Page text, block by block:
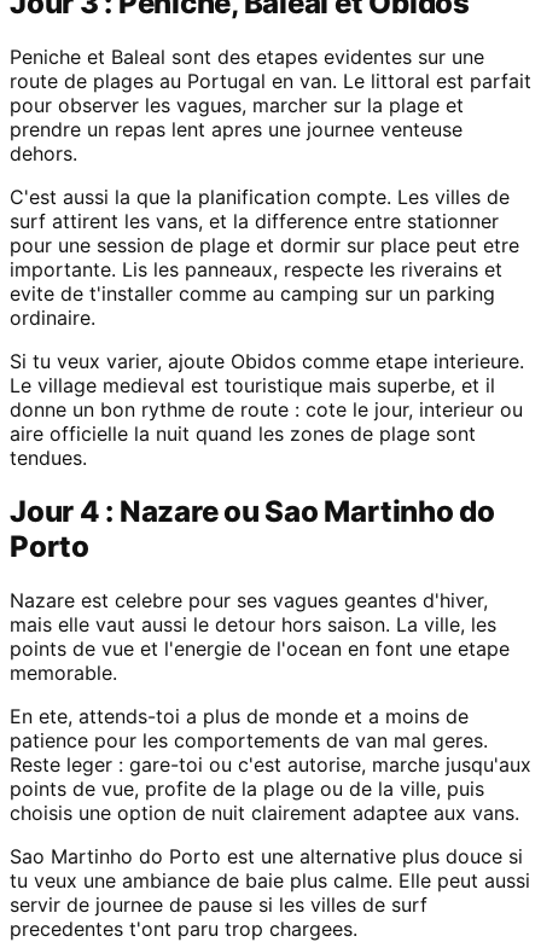
Peniche et Baleal sont des etapes evidentes sur une
route de plages au Portugal en van. Le littoral est parfait
pour observer les vagues, marcher sur la plage et
prendre un repas lent apres une journee venteuse
dehors.
C'est aussi la que la planification compte. Les villes de
surf attirent les vans, et la difference entre stationner
pour une session de plage et dormir sur place peut etre
importante. Lis les panneaux, respecte les riverains et
evite de t'installer comme au camping sur un parking
ordinaire.
Si tu veux varier, ajoute Obidos comme etape interieure.
Le village medieval est touristique mais superbe, et il
donne un bon rythme de route : cote le jour, interieur ou
aire officielle la nuit quand les zones de plage sont
tendues.
Jour 4 : Nazare ou Sao Martinho do
Porto
Nazare est celebre pour ses vagues geantes d'hiver,
mais elle vaut aussi le detour hors saison. La ville, les
points de vue et l'energie de l'ocean en font une etape
memorable.
En ete, attends-toi a plus de monde et a moins de
patience pour les comportements de van mal geres.
Reste leger : gare-toi ou c'est autorise, marche jusqu'aux
points de vue, profite de la plage ou de la ville, puis
choisis une option de nuit clairement adaptee aux vans.
Sao Martinho do Porto est une alternative plus douce si
tu veux une ambiance de baie plus calme. Elle peut aussi
servir de journee de pause si les villes de surf
precedentes t'ont paru trop chargees.